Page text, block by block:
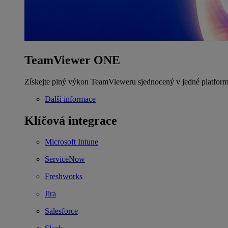
TeamViewer ONE
Získejte plný výkon TeamVieweru sjednocený v jedné
Další informace
Klíčová integrace
Microsoft Intune
ServiceNow
Freshworks
Jira
Salesforce